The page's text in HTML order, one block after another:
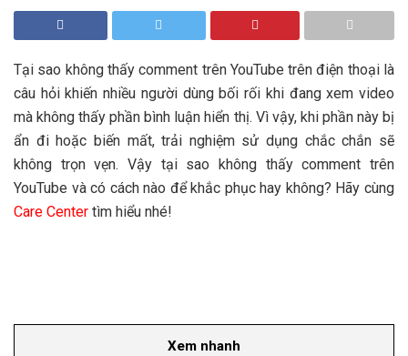
Tại sao không thấy comment trên YouTube trên điện thoại là
câu hỏi khiến nhiều người dùng bối rối khi đang xem video
mà không thấy phần bình luận hiển thị. Vì vậy, khi phần này bị
ẩn đi hoặc biến mất, trải nghiệm sử dụng chắc chắn sẽ
không trọn vẹn. Vậy tại sao không thấy comment trên
YouTube và có cách nào để khắc phục hay không? Hãy cùng
Care Center tìm hiểu nhé!
Xem nhanh